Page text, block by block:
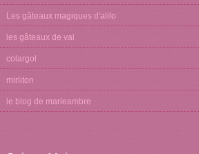
Les gâteaux magiques d'alilo
les gâteaux de val
colargol
mirliton
le blog de marieambre